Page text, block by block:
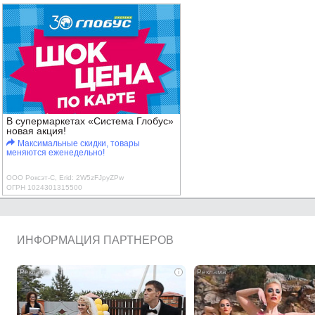
В супермаркетах «Система Глобус»
новая акция!
Максимальные скидки, товары
меняются еженедельно!
ООО Роксэт-С, Erid: 2W5zFJpyZPw
ОГРН 1024301315500
ИНФОРМАЦИЯ ПАРТНЕРОВ
i